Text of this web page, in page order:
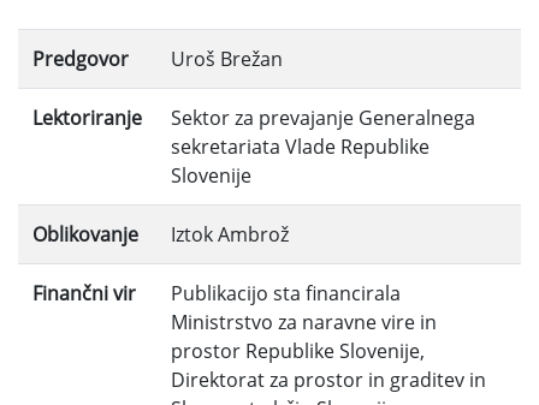
Predgovor Uroš Brežan
Lektoriranje
Sektor za prevajanje Generalnega
sekretariata Vlade Republike
Slovenije
Oblikovanje Iztok Ambrož
Finančni vir
Publikacijo sta financirala
Ministrstvo za naravne vire in
prostor Republike Slovenije,
Direktorat za prostor in graditev in